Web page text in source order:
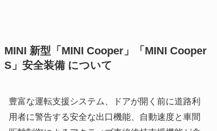
MINI 新型「MINI Cooper」「MINI Cooper
S」安全装備 について
豊富な運転支援システム、ドアが開く前に道路利
用者に警告する安全な出口機能、自動速度と車間